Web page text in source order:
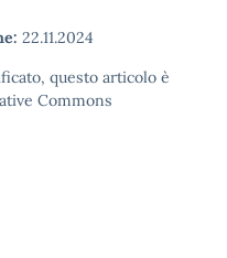
22.11.2024
questo articolo è
Commons